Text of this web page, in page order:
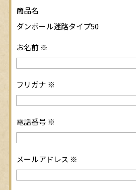
商品名
ダンボール迷路タイプ50
お名前 ※
フリガナ ※
電話番号 ※
メールアドレス ※